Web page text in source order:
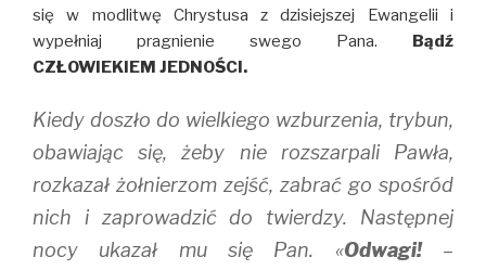
się w modlitwę Chrystusa z dzisiejszej Ewangelii i
wypełniaj pragnienie swego Pana. Bądź
CZŁOWIEKIEM JEDNOŚCI.
Kiedy doszło do wielkiego wzburzenia, trybun,
obawiając się, żeby nie rozszarpali Pawła,
rozkazał żołnierzom zejść, zabrać go spośród
nich i zaprowadzić do twierdzy. Następnej
nocy ukazał mu się Pan. «Odwagi!–